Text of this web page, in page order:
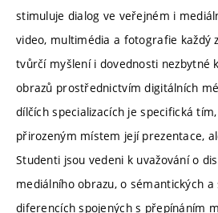
stimuluje dialog ve veřejném i
video, multimédia a fotografie každý
tvůrčí myšlení i dovednosti nezbytné
obrazů prostřednictvím digitálních
dílčích specializacích je specifická
přirozeným místem její prezentace,
Studenti jsou vedeni k uvažování o
mediálního obrazu, o sémantických a
diferencích spojených s přepínáním